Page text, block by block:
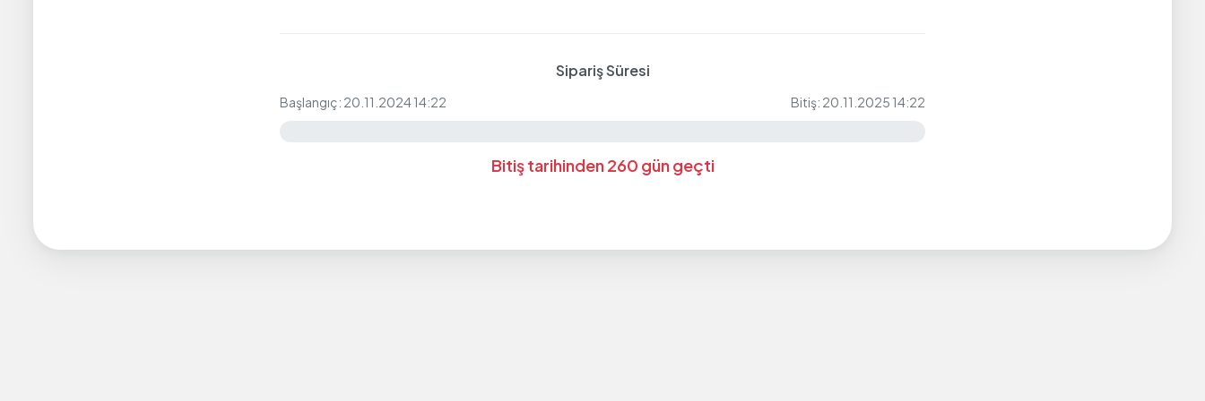
Sipariş Süresi
Başlangıç: 20.11.2024 14:22 Bitiş: 20.11.2025 14:22
Bitiş tarihinden 260 gün geçti